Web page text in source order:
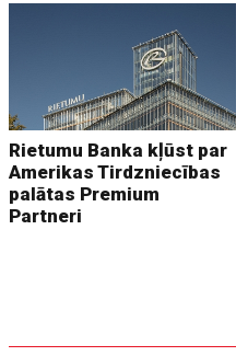
Rietumu Banka kļūst par
Amerikas Tirdzniecības
palātas Premium
Partneri